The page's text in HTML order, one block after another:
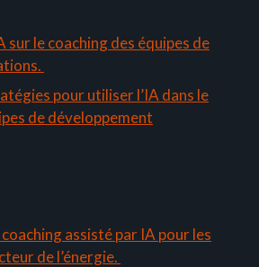
sur le coaching des équipes de
pour utiliser l’IA dans le
de développement
assisté par IA pour les
de l’énergie.